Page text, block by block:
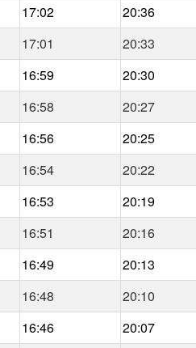
17:02 20:36
17:01 20:33
16:59 20:30
16:58 20:27
16:56 20:25
16:54 20:22
16:53 20:19
16:51 20:16
16:49 20:13
16:48 20:10
16:46 20:07